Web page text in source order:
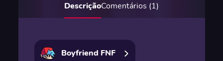
DescriçãoComentários (1)
Boyfriend FNF